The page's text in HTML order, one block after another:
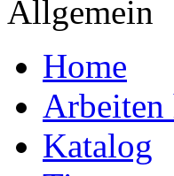
Allgemein
Home
Arbeiten
Katalog